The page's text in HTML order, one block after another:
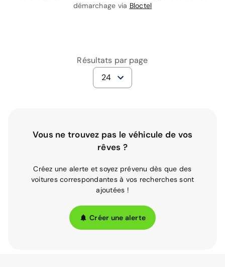
démarchage via Bloctel
Résultats par page
24
Vous ne trouvez pas le véhicule de vos
rêves ?
Créez une alerte et soyez prévenu dès que des
voitures correspondantes à vos recherches sont
ajoutées !
Créer une alerte